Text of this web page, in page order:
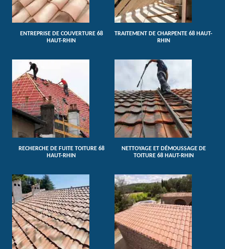
ENTREPRISE DE COUVERTURE 68
HAUT-RHIN
TRAITEMENT DE CHARPENTE 68 HAUT-
RHIN
RECHERCHE DE FUITE TOITURE 68
HAUT-RHIN
NETTOYAGE ET DÉMOUSSAGE DE
TOITURE 68 HAUT-RHIN